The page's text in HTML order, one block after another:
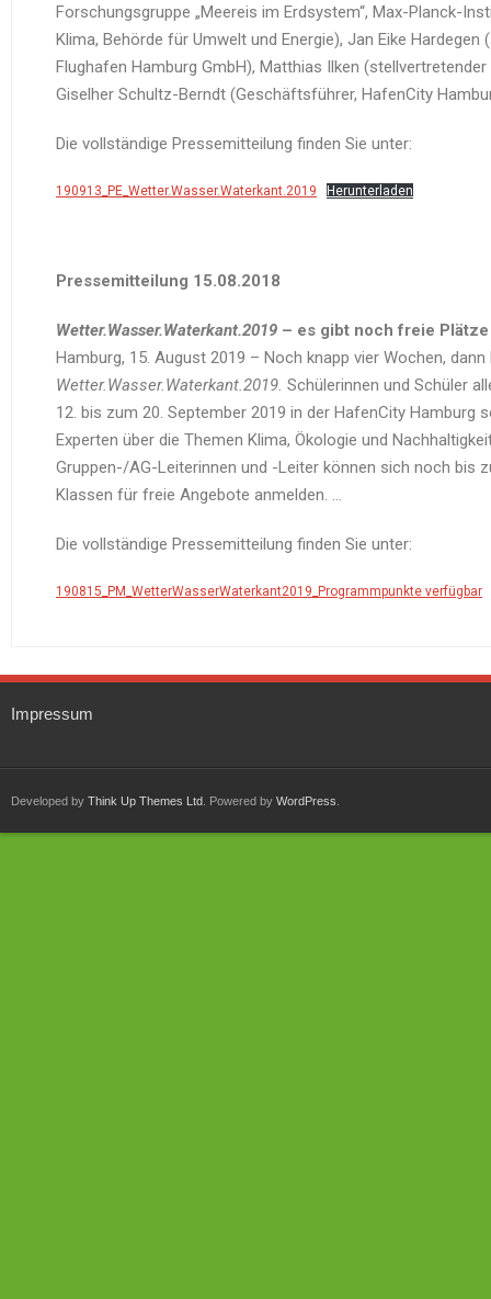
Forschungsgruppe „Meereis im Erdsystem“, Max-Planck-
Klima, Behörde für Umwelt und Energie), Jan Eike
Flughafen Hamburg GmbH), Matthias Ilken
Giselher Schultz-Berndt (Geschäftsführer, HafenCity
Die vollständige Pressemitteilung finden Sie unter:
190913_PE_Wetter.Wasser.Waterkant.2019 Herunterladen
Pressemitteilung 15.08.2018
Wetter.Wasser.Waterkant.2019 – es gibt noch freie
Hamburg, 15. August 2019 – Noch knapp vier Wochen,
Wetter.Wasser.Waterkant.2019. Schülerinnen und Schüler
12. bis zum 20. September 2019 in der HafenCity Hamburg
Experten über die Themen Klima, Ökologie und
Gruppen-/AG-Leiterinnen und -Leiter können sich noch bis
Klassen für freie Angebote anmelden. …
Die vollständige Pressemitteilung finden Sie unter:
190815_PM_WetterWasserWaterkant2019_Programmpunkte verfügbar
Impressum
Developed by Think Up Themes Ltd . Powered by WordPress